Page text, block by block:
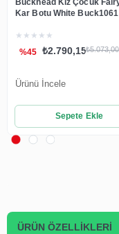
Buckhead Kız Çocuk
Kar Botu White Buck1061
★ ★ ★ ★ ★
₺2.790,15₺5.073,00
%45
Sepete Ekle
Ürünü İncele
ÜRÜN ÖZELLIKLERI